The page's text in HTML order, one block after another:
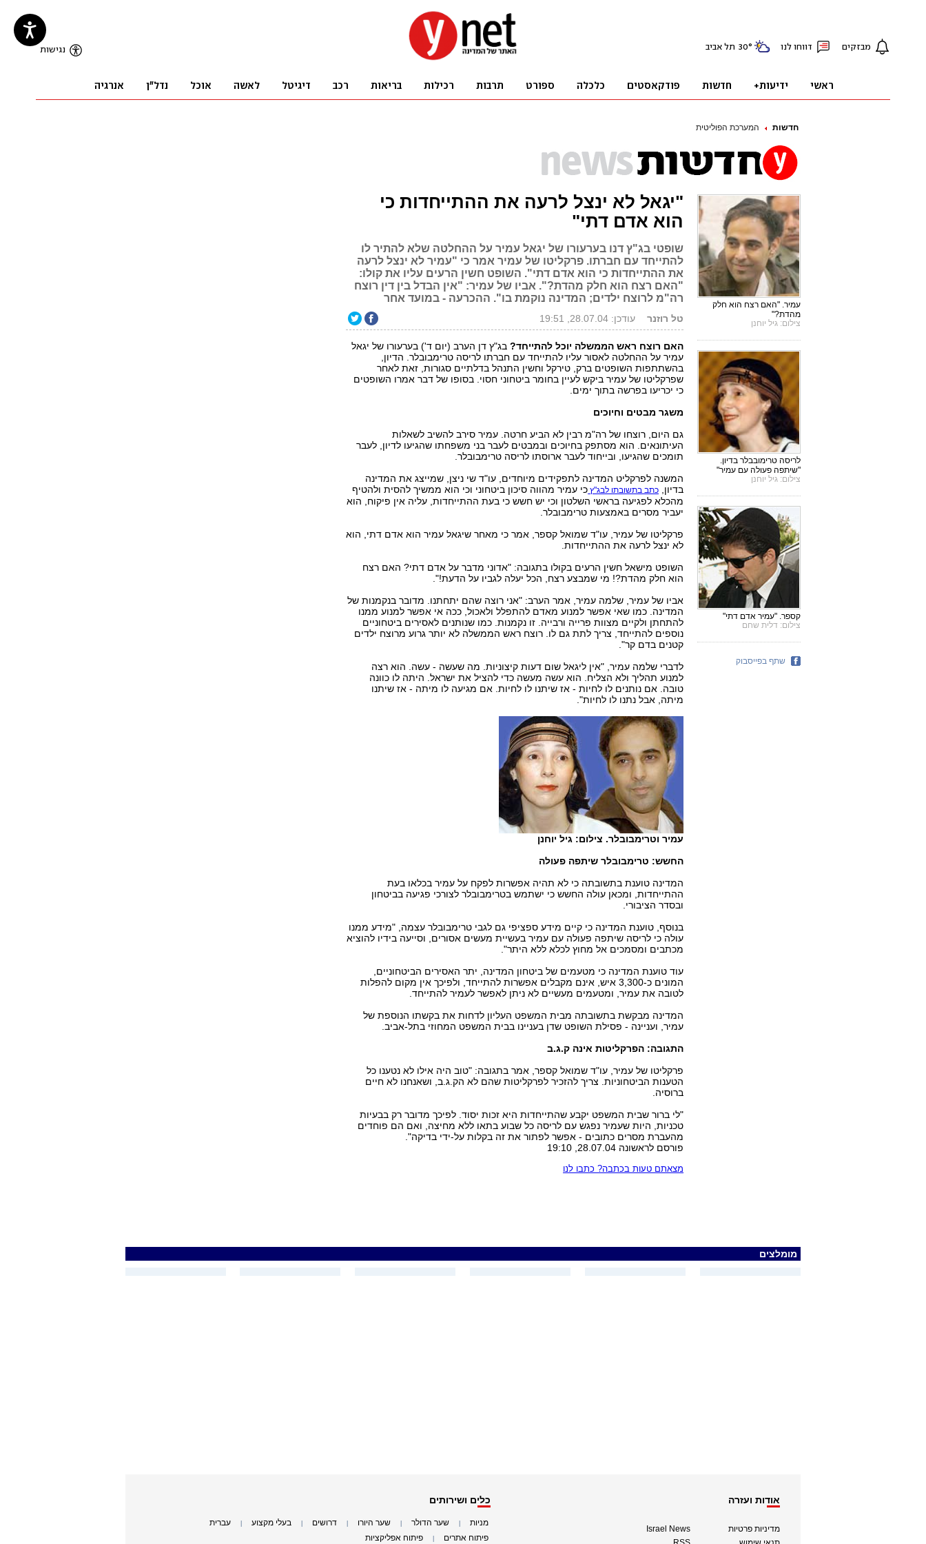
חדשות המערכת הפוליטית
"יגאל לא ינצל לרעה את ההתייחדות כי
הוא אדם דתי"
שופטי בג"ץ דנו בערעורו של יגאל עמיר על ההחלטה שלא להתיר לו
להתייחד עם חברתו. פרקליטו של עמיר אמר כי "עמיר לא ינצל לרעה
את ההתייחדות כי הוא אדם דתי". השופט חשין הרעים עליו את קולו:
"האם רצח הוא חלק מהדת?". אביו של עמיר: "אין הבדל בין דין רוצח
רה"מ לרוצח ילדים; המדינה נוקמת בו". ההכרעה - במועד אחר
טל רוזנר עודכן: 28.07.04, 19:51
האם רוצח ראש הממשלה יוכל להתייחד?בג"ץ דן הערב (יום ד') בערעורו של יגאל
עמיר על ההחלטה לאסור עליו להתייחד עם חברתו לריסה טרימבובלר. הדיון,
בהשתתפות השופטים ברק, טירקל וחשין התנהל בדלתיים סגורות, זאת לאחר
שפרקליטו של עמיר ביקש לעיין בחומר ביטחוני חסוי. בסופו של דבר אמרו השופטים
כי יכריעו בפרשה בתוך ימים.
משגר מבטים וחיוכים
גם היום, רוצחו של רה"מ רבין לא הביע חרטה. עמיר סירב להשיב לשאלות
העיתונאים. הוא מסתפק בחיוכים ובמבטים לעבר בני משפחתו שהגיעו לדיון, לעבר
תומכים שהגיעו, ובייחוד לעבר ארוסתו לריסה טרימבובלר.
המשנה לפרקליט המדינה לתפקידים מיוחדים, עו"ד שי ניצן, שמייצג את המדינה
בדיון, כתב בתשובתו לבג"ץ כי עמיר מהווה סיכון ביטחוני וכי הוא ממשיך להסית ולהטיף
מהכלא לפגיעה בראשי השלטון וכי יש חשש כי בעת ההתייחדות, עליה אין פיקוח, הוא
יעביר מסרים באמצעות טרימבובלר.
פרקליטו של עמיר, עו"ד שמואל קספר, אמר כי מאחר שיגאל עמיר הוא אדם דתי, הוא
לא ינצל לרעה את ההתייחדות.
השופט מישאל חשין הרעים בקולו בתגובה: "אדוני מדבר על אדם דתי? האם רצח
הוא חלק מהדת?! מי שמבצע רצח, הכל יעלה לגביו על הדעת!".
אביו של עמיר, שלמה עמיר, אמר הערב: "אני רוצה שהם יתחתנו. מדובר בנקמנות של
המדינה. כמו שאי אפשר למנוע מאדם להתפלל ולאכול, ככה אי אפשר למנוע ממנו
להתחתן ולקיים מצוות פרייה ורבייה. זו נקמנות. כמו שנותנים לאסירים ביטחוניים
נוספים להתייחד, צריך לתת גם לו. רוצח ראש הממשלה לא יותר גרוע מרוצח ילדים
קטנים בדם קר".
לדברי שלמה עמיר, "אין ליגאל שום דעות קיצוניות. מה שעשה - עשה. הוא רצה
למנוע תהליך ולא הצליח. הוא עשה מעשה כדי להציל את ישראל. היתה לו כוונה
טובה. אם נותנים לו לחיות - אז שיתנו לו לחיות. אם מגיעה לו מיתה - אז שיתנו
מיתה, אבל נתנו לו לחיות".
עמיר וטרימבובלר. צילום: גיל יוחנן
החשש: טרימבובלר שיתפה פעולה
המדינה טוענת בתשובתה כי לא תהיה אפשרות לפקח על עמיר בכלאו בעת
ההתייחדות, ומכאן עולה החשש כי ישתמש בטרימבובלר לצורכי פגיעה בביטחון
ובסדר הציבורי.
בנוסף, טוענת המדינה כי קיים מידע ספציפי גם לגבי טרימבובלר עצמה, "מידע ממנו
עולה כי לריסה שיתפה פעולה עם עמיר בעשיית מעשים אסורים, וסייעה בידיו להוציא
מכתבים ומסמכים אל מחוץ לכלא ללא היתר".
עוד טוענת המדינה כי מטעמים של ביטחון המדינה, יתר האסירים הביטחוניים,
המונים כ-3,300 איש, אינם מקבלים אפשרות להתייחד, ולפיכך אין מקום להפלות
לטובה את עמיר, ומטעמים מעשיים לא ניתן לאפשר לעמיר להתייחד.
המדינה מבקשת בתשובתה מבית המשפט העליון לדחות את בקשתו הנוספת של
עמיר, ועניינה - פסילת השופט שדן בעניינו בבית המשפט המחוזי בתל-אביב.
התגובה: הפרקליטות אינה ק.ג.ב
פרקליטו של עמיר, עו"ד שמואל קספר, אמר בתגובה: "טוב היה אילו לא נטענו כל
הטענות הביטחוניות. צריך להזכיר לפרקליטות שהם לא הק.ג.ב, ושאנחנו לא חיים
ברוסיה.
"לי ברור שבית המשפט יקבע שהתייחדות היא זכות יסוד. לפיכך מדובר רק בבעיות
טכניות, היות שעמיר נפגש עם לריסה כל שבוע בתאו ללא מחיצה, ואם הם פוחדים
מהעברת מסרים כתובים - אפשר לפתור את זה בקלות על-ידי בדיקה".
פורסם לראשונה 28.07.04, 19:10
מצאתם טעות בכתבה? כתבו לנו
עמיר. "האם רצח הוא חלק
מהדת?"
צילום: גיל יוחנן
לריסה טרימובבלר בדיון.
"שיתפה פעולה עם עמיר"
צילום: גיל יוחנן
קספר. "עמיר אדם דתי"
צילום: דלית שחם
שתף בפייסבוק
מומלצים
אודות ועזרה
מדיניות פרטיות
Israel News
כלים ושירותים
מניות שער הדולר שער היורו דרושים בעלי מקצוע עברית
פיתוח אתרים פיתוח אפליקציות